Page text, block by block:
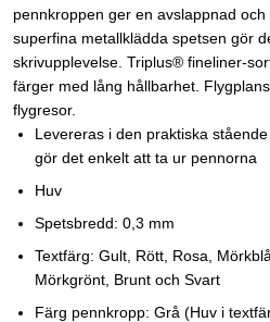
pennkroppen ger en avslappnad
superfina metallklädda spetsen gör
skrivupplevelse. Triplus® fineliner-
färger med lång hållbarhet.
flygresor.
Levereras i den praktiska
gör det enkelt att ta ur pennorna
Huv
Spetsbredd: 0,3 mm
Textfärg: Gult, Rött, Rosa,
Mörkgrönt, Brunt och Svart
Färg pennkropp: Grå (Huv i